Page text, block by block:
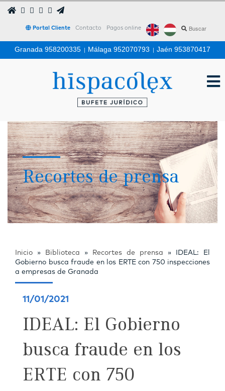
Portal Cliente Contacto Pagos online
Granada 958200335 | Málaga 952070793 | Jaén 953870417
Recortes de prensa
Inicio » Biblioteca » Recortes de prensa »
IDEAL: El
Gobierno busca fraude en los ERTE con 750 inspecciones
a empresas de Granada
11/01/2021
IDEAL: El Gobierno
busca fraude en los
ERTE con 750